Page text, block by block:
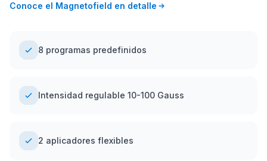
Conoce el Magnetofield en detalle
8 programas predefinidos
Intensidad regulable 10-100 Gauss
2 aplicadores flexibles